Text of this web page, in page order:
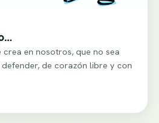
crea en nosotros, que no sea
de corazón libre y con